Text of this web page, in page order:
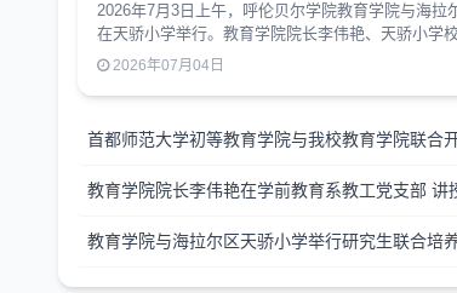
2026年7月3日上午，呼伦贝尔学院教育学院与海
在天骄小学举行。教育学院院长李伟艳、天骄小学
代表共同参加了仪式。教育学院李伟艳院长在致辞
生的教育实践提供了优质的平台支撑和悉心指导。
2026年07月04日
教育学院与海拉尔区天骄小学举行研究生联合培